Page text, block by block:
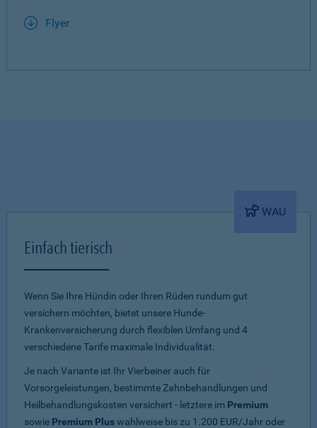
Flyer
WAU
Einfach tierisch
Wenn Sie Ihre Hündin oder Ihren Rüden rundum gut
versichern möchten, bietet unsere Hunde-
Krankenversicherung durch flexiblen Umfang und 4
verschiedene Tarife maximale Individualität.
Je nach Variante ist Ihr Vierbeiner auch für
Vorsorgeleistungen, bestimmte Zahnbehandlungen und
Heilbehandlungskosten versichert - letztere im Premium
sowie Premium Pluswahlweise bis zu 1.200 EUR/Jahr oder